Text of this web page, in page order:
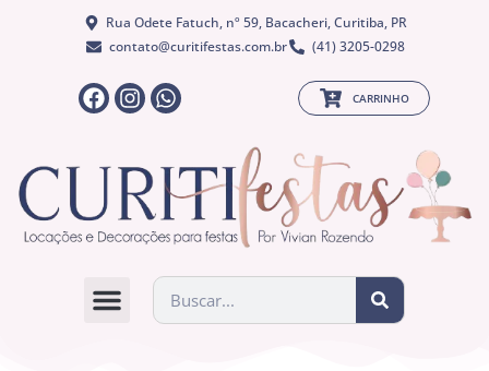
Rua Odete Fatuch, nº 59, Bacacheri, Curitiba, PR
contato@curitifestas.com.br
(41) 3205-0298
CARRINHO